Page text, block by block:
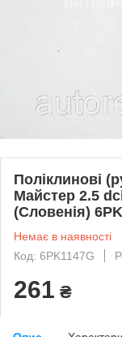
Поліклинові
Майстер 2.5
(Словенія)
Немає в наявності
Код: 6PK1147G
261 ₴